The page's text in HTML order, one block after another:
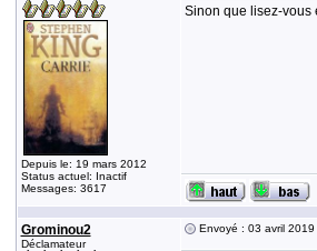
Depuis le: 19 mars 2012
Status actuel: Inactif
Messages: 3617
Sinon que lisez-vous
Grominou2
Déclamateur
Envoyé : 03 avril 2019